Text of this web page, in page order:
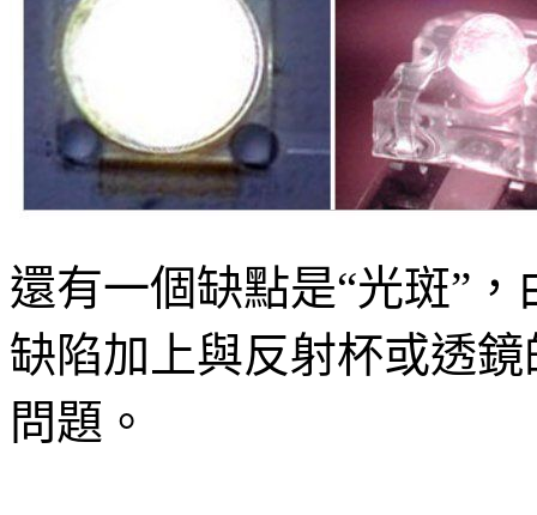
還有一個缺點是“光斑”
缺陷加上與反射杯或透
問題。